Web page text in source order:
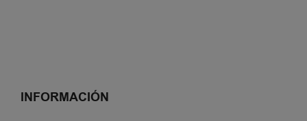
INFORMACIÓN